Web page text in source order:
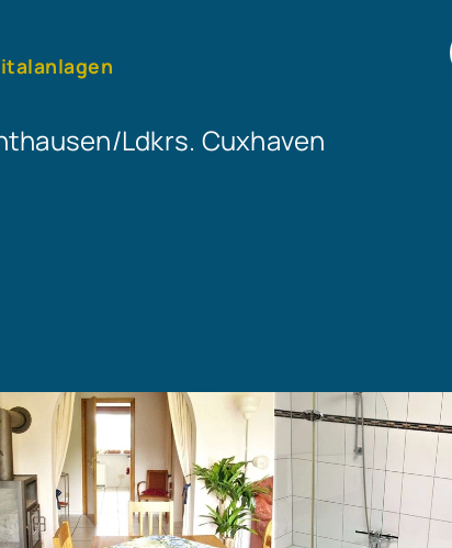
Kontakt aufnehmen
Ldkrs. Cuxhaven